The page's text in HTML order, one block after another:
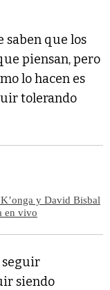
saben que los
piensan, pero
lo hacen es
tolerando
y David Bisbal
en vivo
seguir
siendo